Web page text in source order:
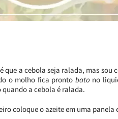
que a cebola seja ralada, mas
o molho fica pronto bato no
quando a cebola é ralada.
coloque o azeite em uma panela